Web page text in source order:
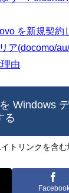
を新規契約
ア(docomo/
由
Windows
る
トリンクを含